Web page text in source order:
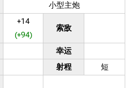
小型主炮
+14
(+94)
索敌
幸运
射程
短